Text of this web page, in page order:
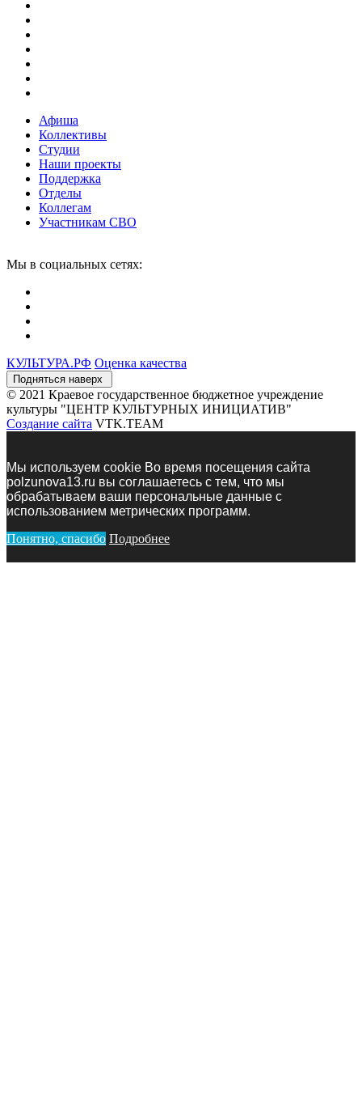
Афиша
Коллективы
Студии
Наши проекты
Поддержка
Отделы
Коллегам
Участникам СВО
Мы в социальных сетях:
КУЛЬТУРА.РФ Оценка качества
Подняться наверх
© 2021 Краевое государственное бюджетное учреждение
культуры "ЦЕНТР КУЛЬТУРНЫХ ИНИЦИАТИВ"
Создание сайта VTK.TEAM
Мы используем сookie Во время посещения сайта
polzunova13.ru вы соглашаетесь с тем, что мы
обрабатываем ваши персональные данные с
использованием метрических программ.
Понятно, спасибо Подробнее